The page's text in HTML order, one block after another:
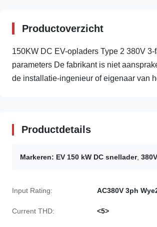
Productoverzicht
150KW DC EV-opladers Type 2 380V
parameters De fabrikant is niet
de installatie-ingenieur of eigenaar van
Productdetails
Markeren: EV 150 kW DC snellader,
Input Rating: AC380V 3ph
Current THD: <5>